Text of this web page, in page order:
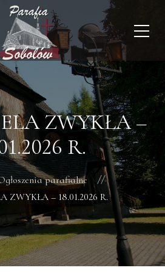
ZWYKŁA –
R.
parafialne
ZWYKŁA – 18.01.2026 R.